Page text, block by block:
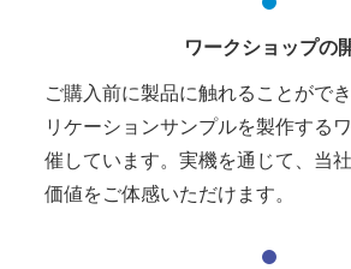
ワークショップの
ご購入前に製品に触れることがで
リケーションサンプルを製作する
催しています。実機を通じて、当
価値をご体感いただけます。